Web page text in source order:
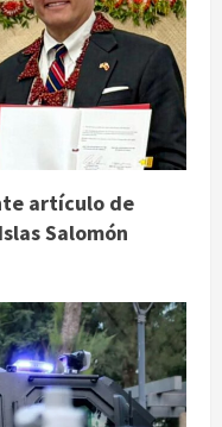
artículo de
Salomón